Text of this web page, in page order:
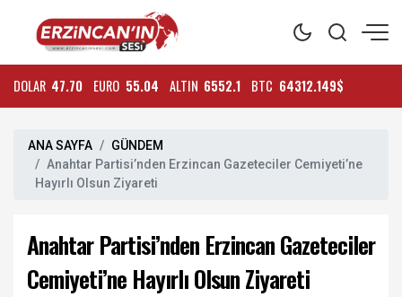
DOLAR 47.70 EURO 55.04 ALTIN 6552.1 BTC 64312.149$
ANA SAYFA
GÜNDEM
Anahtar Partisi’nden Erzincan Gazeteciler Cemiyeti’ne
Hayırlı Olsun Ziyareti
Anahtar Partisi’nden Erzincan Gazeteciler
Cemiyeti’ne Hayırlı Olsun Ziyareti